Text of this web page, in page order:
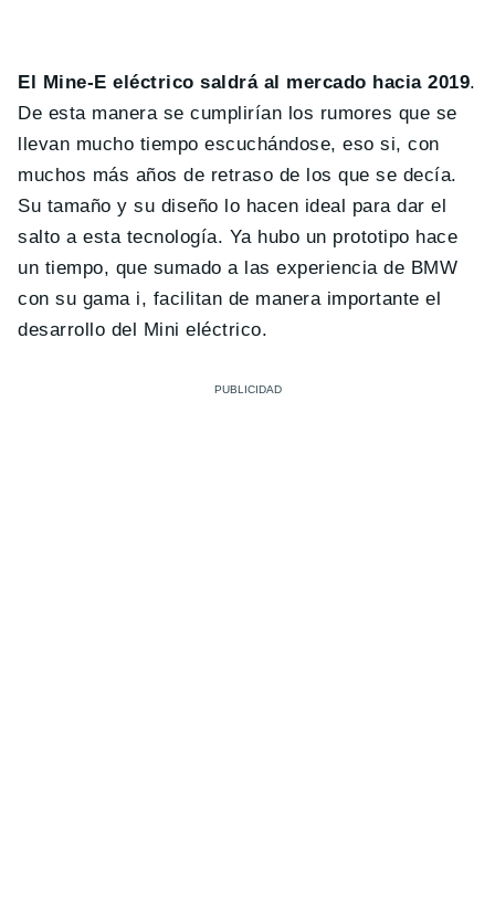
El Mine-E eléctrico saldrá al mercado hacia 2019.
De esta manera se cumplirían los rumores que se
llevan mucho tiempo escuchándose, eso si, con
muchos más años de retraso de los que se decía.
Su tamaño y su diseño lo hacen ideal para dar el
salto a esta tecnología. Ya hubo un prototipo hace
un tiempo, que sumado a las experiencia de BMW
con su gama i, facilitan de manera importante el
desarrollo del Mini eléctrico.